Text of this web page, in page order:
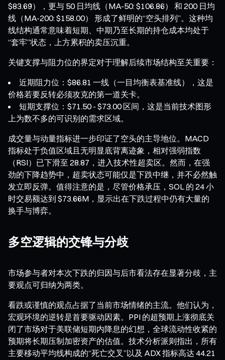
$83.69），更与 50 日均线（MA-50: $106.86） 和 200 日均
线（MA-200: $158.00） 形成了鲜明的“空头排列”。这种均
线结构通常意味着短期、中期乃至长期的持仓成本均处于
“套牢”状态，上方累积的卖压沉重。
关键支撑与阻力位的界定对于理解后续市场结构至关重要：
近期阻力位：$86.81 一线（一目均衡表基准线），这是
价格若要反转必须攻克的第一道关卡。
短期支撑位：$71.50 - $73.00 区间，这是当前技术图形
上为数不多的可识别的需求区域。
成交量与动量指标进一步印证了空头的主导地位。MACD
指标处于负值区域且无明显底背离迹象，相对强弱指数
（RSI）已下滑至 28.87，进入技术性超卖区。然而，在强
劲的下降趋势中，超卖状态可能仅是下跌中继，并不必然触
发立即反弹。值得注意的是，尽管价格承压，SOL 的 24 小
时交易额达到 $73.66M，显示出在下跌过程中仍有大量的
换手与博弈。
多空逻辑的交锋与分歧
市场参与者对本次下跌的归因与后市看法存在显著分歧，主
要观点可归纳为两类。
看跌或谨慎的观点占据了当前市场情绪的主流。他们认为，
宏观环境的逆转是首要驱动因素。PPI 的超预期上涨彻底关
闭了市场对于美联储短期内降息的幻想，全球流动性收紧的
预期将长期压制加密资产的估值。技术分析派则指出，所有
主要移动平均线构成的“死亡交叉”以及 ADX 指标高达 44.21